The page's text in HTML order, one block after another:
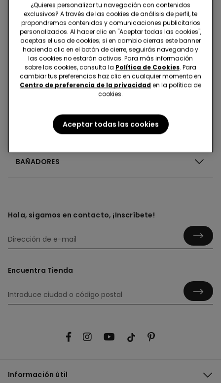
ROPA INTERIOR Y LENCERÍA
BAÑADORES
Hola, sigamos en contacto, ¡Inscríbete!
Encuentra Tienda
Información útil
¿Quieres personalizar tu navegación con contenidos
exclusivos? A través de las cookies de análisis de perfil, te
propondremos contenidos y comunicaciones publicitarios
personalizados. Al hacer clic en "Aceptar todas las cookies",
aceptas el uso de cookies; si en cambio cierras este banner
haciendo clic en el botón de cierre, seguirás navegando y
las cookies no estarán activas. Para más información
sobre las cookies, consulta la Política de Cookies. Para
cambiar tus preferencias haz clic en cualquier momento en
Centro de preferencia de la privacidad en la política de
cookies.
Aceptar todas las cookies